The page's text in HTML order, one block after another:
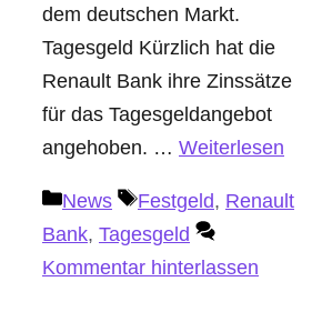
dem deutschen Markt.
Tagesgeld Kürzlich hat die
Renault Bank ihre Zinssätze
für das Tagesgeldangebot
angehoben. … Weiterlesen
Kategorien
News Schlagwörter
Festgeld, Renault
Bank, Tagesgeld
Kommentar hinterlassen